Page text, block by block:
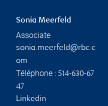
Sonia Meerfeld
Associate
sonia.meerfeld@rbc.c
om
Téléphone : 514-630-67
47
Linkedin